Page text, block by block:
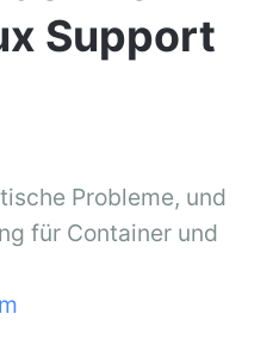
Support
Probleme, und
für Container und